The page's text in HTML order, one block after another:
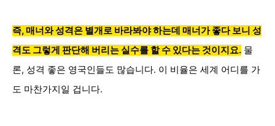
즉, 매너와 성격은 별개로 바라봐야 하는데 매너가 좋다 보니 성
격도 그렇게 판단해 버리는 실수를 할 수 있다는 것이지요. 물
론, 성격 좋은 영국인들도 많습니다. 이 비율은 세계 어디를 가
도 마찬가지일 겁니다.